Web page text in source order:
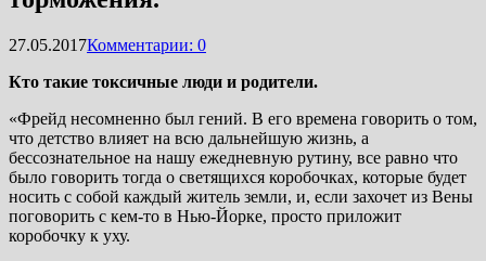
27.05.2017Комментарии: 0
Кто такие токсичные люди и родители.
«Фрейд несомненно был гений. В его времена говорить о том,
что детство влияет на всю дальнейшую жизнь, а
бессознательное на нашу ежедневную рутину, все равно что
было говорить тогда о светящихся коробочках, которые будет
носить с собой каждый житель земли, и, если захочет из Вены
поговорить с кем-то в Нью-Йорке, просто приложит
коробочку к уху.